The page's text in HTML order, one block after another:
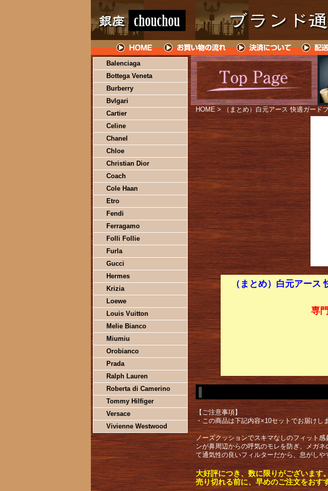
Balenciaga
Bottega Veneta
Burberry
Bvlgari
Cartier
Celine
Chanel
Chloe
Christian Dior
Coach
Cole Haan
Etro
Fendi
Ferragamo
Folli Follie
Furla
Gucci
Hermes
Krizia
Loewe
Louis Vuitton
Melie Bianco
Miumiu
Orobianco
Prada
Ralph Lauren
Roberta di Camerino
Tommy Hilfiger
Versace
Vivienne Westwood
HOME > （まとめ）白元アース 快適ガード
（まとめ）白元アー
専
【ご注意事項】
・この商品は下記内容×10セットでお届けし
ノーズクッションでスキマなしのフィット
ンが鼻周辺からの呼気のモレを防ぎ、メガ
て通気性の良いフィルターだから、息がしや
大好評につき、数に限りがございます。
売り切れる前に、早めのご注文をおす